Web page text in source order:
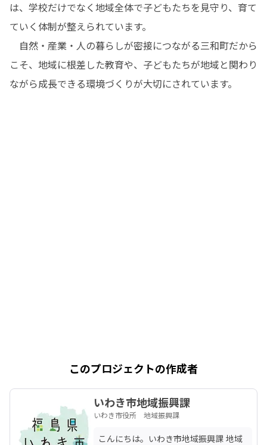
は、学校だけでなく地域全体で子どもたちを見守り、育て
ていく体制が整えられています。
自然・産業・人の暮らしが密接につながる三和町だから
こそ、地域に根差した教育や、子どもたちが地域と関わり
ながら成長できる環境づくりが大切にされています。
このプロジェクトの作成者
いわき市地域振興課
いわき市役所 地域振興課
こんにちは。いわき市地域振興課 地域